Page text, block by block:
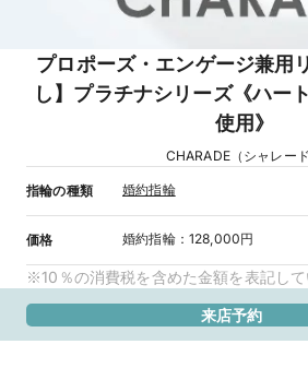
プロポーズ・エンゲージ兼用
し】プラチナシリーズ《ハー
使用》
CHARADE（シャレード
指輪の種類 婚約指輪
価格 婚約指輪： 128,000円
※10％の消費税を含めた金額を表記して
来店予約